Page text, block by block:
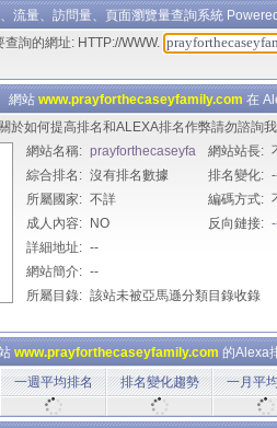
流量、訪問量、頁面瀏覽量查詢系統
查詢的網址: HTTP://WWW.
網站 www.prayforthecaseyfamily.com 在
於如何提高排名和ALEXA排名作弊請勿諮詢
網站名稱: prayforthecaseyfa
mily.com
網站站長:
綜合排名: 沒有排名數據 排名變化:
所屬國家: 不詳 編碼方式:
成人內容:
NO 反向鏈接:
詳細地址: --
網站簡介: --
所屬目錄: 該站未被亞馬遜分類目錄收錄
www.prayforthecaseyfamily.com 的Alexa
一週平均排名 排名變化趨勢 一月平